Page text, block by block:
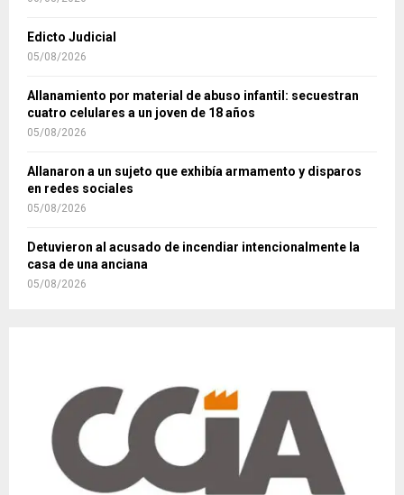
Edicto Judicial
05/08/2026
Allanamiento por material de abuso infantil: secuestran
cuatro celulares a un joven de 18 años
05/08/2026
Allanaron a un sujeto que exhibía armamento y disparos
en redes sociales
05/08/2026
Detuvieron al acusado de incendiar intencionalmente la
casa de una anciana
05/08/2026